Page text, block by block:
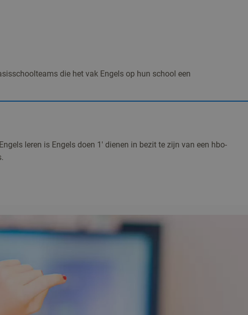
die het vak Engels op hun school een
leren is Engels doen 1' dienen in bezit te zijn van een hbo-